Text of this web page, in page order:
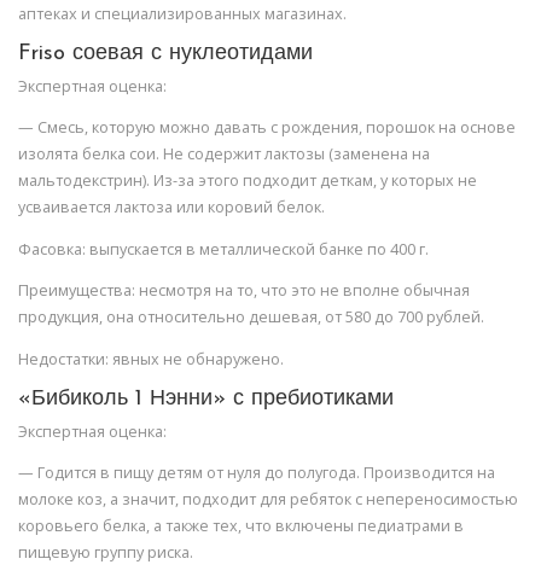
аптеках и специализированных магазинах.
Friso соевая с нуклеотидами
Экспертная оценка:
— Смесь, которую можно давать с рождения, порошок на основе
изолята белка сои. Не содержит лактозы (заменена на
мальтодекстрин). Из-за этого подходит деткам, у которых не
усваивается лактоза или коровий белок.
Фасовка: выпускается в металлической банке по 400 г.
Преимущества: несмотря на то, что это не вполне обычная
продукция, она относительно дешевая, от 580 до 700 рублей.
Недостатки: явных не обнаружено.
«Бибиколь 1 Нэнни» с пребиотиками
Экспертная оценка:
— Годится в пищу детям от нуля до полугода. Производится на
молоке коз, а значит, подходит для ребяток с непереносимостью
коровьего белка, а также тех, что включены педиатрами в
пищевую группу риска.